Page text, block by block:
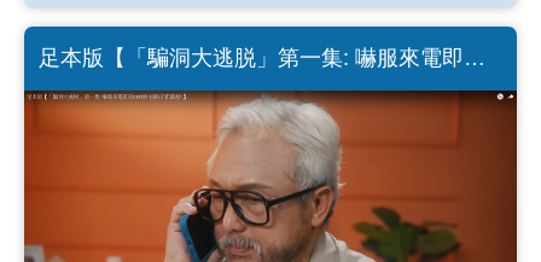
足本版【「騙洞大逃脱」第一集: 嚇服來電即刻
cut線! 細路仔都識啦! 】(Chinese Version only)